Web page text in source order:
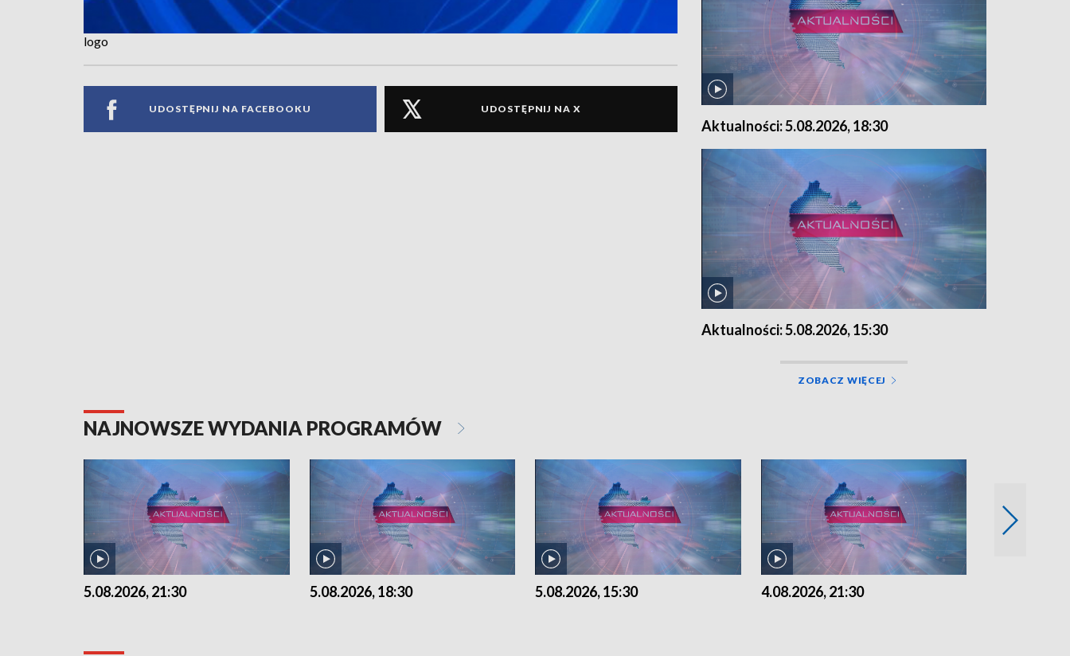
logo
UDOSTĘPNIJ NA FACEBOOKU UDOSTĘPNIJ NA X
Aktualności: 5.08.2026, 18:30
Aktualności: 5.08.2026, 15:30
ZOBACZ WIĘCEJ
NAJNOWSZE WYDANIA PROGRAMÓW
5.08.2026, 21:30 5.08.2026, 18:30 5.08.2026, 15:30 4.08.2026, 21:30